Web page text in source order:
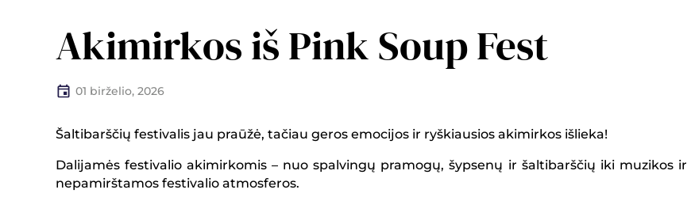
Akimirkos iš Pink Soup Fest
01 birželio, 2026
Šaltibarščių festivalis jau praūžė, tačiau geros emocijos ir ryškiausios akimirkos išlieka!
Dalijamės festivalio akimirkomis – nuo spalvingų pramogų, šypsenų ir šaltibarščių iki muzikos ir
nepamirštamos festivalio atmosferos.